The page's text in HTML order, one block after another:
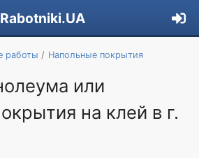
Rabotniki.UA
работы Напольные покрытия
или
на клей в г.